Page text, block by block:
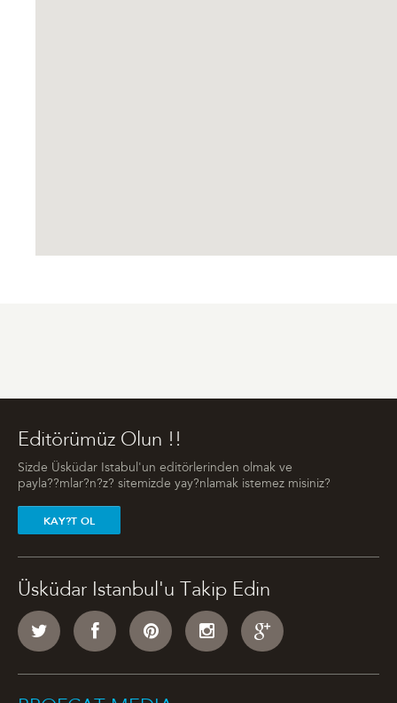
Editörümüz Olun !!
Sizde Üsküdar Istabul'un editörlerinden olmak ve
payla??mlar?n?z? sitemizde yay?nlamak istemez misiniz?
KAY?T OL
Üsküdar Istanbul'u Takip Edin